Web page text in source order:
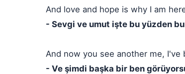
And love and hope is why I am
- Sevgi ve umut işte bu yüzden
And now you see another me, I've
- Ve şimdi başka bir ben